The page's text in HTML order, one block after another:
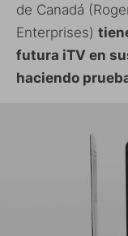
de Canadá
Enterprises)
futura iTV en
haciendo